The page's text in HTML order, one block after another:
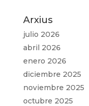
Arxius
julio 2026
abril 2026
enero 2026
diciembre 2025
noviembre 2025
octubre 2025